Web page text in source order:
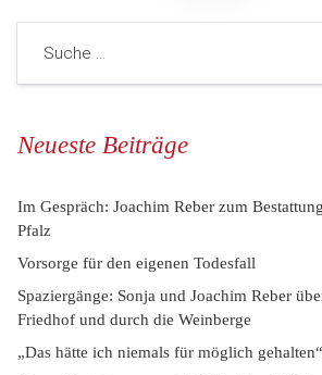
Neueste Beiträge
Im Gespräch: Joachim Reber zum
Pfalz
Vorsorge für den eigenen Todesfall
Spaziergänge: Sonja und Joachim Reber
Friedhof und durch die Weinberge
„Das hätte ich niemals für möglich gehalten“